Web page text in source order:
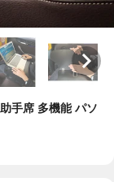
多機能 パソ